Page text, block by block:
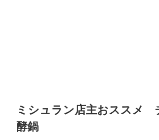
ミシュラン店主おススメ
酵鍋